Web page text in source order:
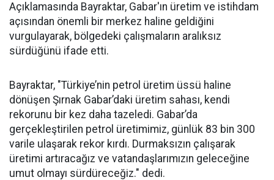
Açıklamasında Bayraktar, Gabar'ın üretim ve istihdam
açısından önemli bir merkez haline geldiğini
vurgulayarak, bölgedeki çalışmaların aralıksız
sürdüğünü ifade etti.
Bayraktar, "Türkiye’nin petrol üretim üssü haline
dönüşen Şırnak Gabar’daki üretim sahası, kendi
rekorunu bir kez daha tazeledi. Gabar’da
gerçekleştirilen petrol üretimimiz, günlük 83 bin 300
varile ulaşarak rekor kırdı. Durmaksızın çalışarak
üretimi artıracağız ve vatandaşlarımızın geleceğine
umut olmayı sürdüreceğiz." dedi.